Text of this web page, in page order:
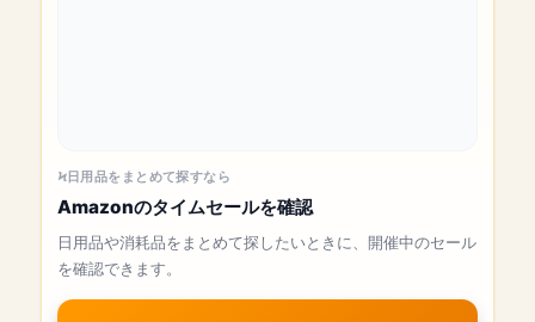
日用品をまとめて探すなら
Amazonのタイムセールを確認
日用品や消耗品をまとめて探したいときに、開催中のセール
を確認できます。